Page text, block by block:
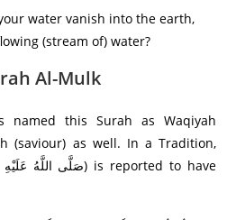
water vanish into the earth,
(stream of) water?
Al-Mulk
named this Surah as Waqiyah
(saviour) as well. In a Tradition,